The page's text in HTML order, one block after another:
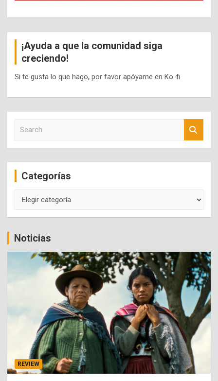
¡Ayuda a que la comunidad siga
creciendo!
Si te gusta lo que hago, por favor apóyame en Ko-fi
c
Categorías
Noticias
REVIEW